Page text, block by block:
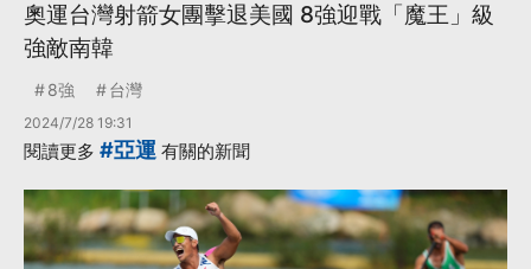
奧運台灣射箭女團擊退美國 8強迎戰「魔王」級
強敵南韓
8強 台灣
2024/7/28 19:31
閱讀更多 #亞運 有關的新聞